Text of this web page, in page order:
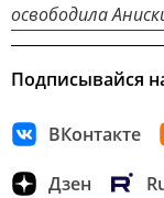
освободила
Подписывайся
ВКонтакте
Дзен